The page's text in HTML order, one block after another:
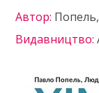
Автор:
Видавництво: